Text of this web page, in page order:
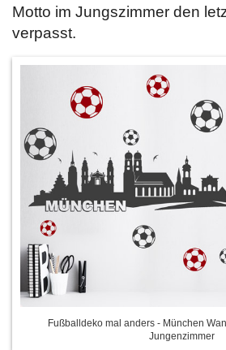
Motto im Jungszimmer den
verpasst.
Fußballdeko mal anders - München
Jungenzimmer